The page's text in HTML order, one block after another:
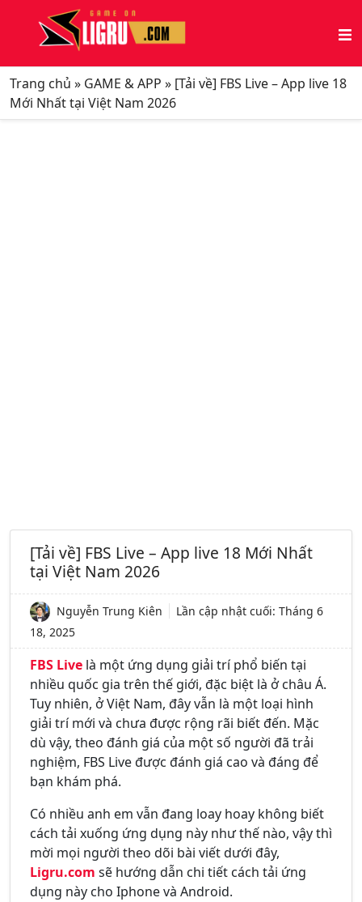
Trang chủ » GAME & APP » [Tải về] FBS Live – App live 18
Mới Nhất tại Việt Nam 2026
[Tải về] FBS Live – App live 18 Mới Nhất
tại Việt Nam 2026
Nguyễn Trung Kiên Lần cập nhật cuối: Tháng 6
18, 2025
FBS Live là một ứng dụng giải trí phổ biến tại
nhiều quốc gia trên thế giới, đặc biệt là ở châu Á.
Tuy nhiên, ở Việt Nam, đây vẫn là một loại hình
giải trí mới và chưa được rộng rãi biết đến. Mặc
dù vậy, theo đánh giá của một số người đã trải
nghiệm, FBS Live được đánh giá cao và đáng để
bạn khám phá.
Có nhiều anh em vẫn đang loay hoay không biết
cách tải xuống ứng dụng này như thế nào, vậy thì
mời mọi người theo dõi bài viết dưới đây,
Ligru.com sẽ hướng dẫn chi tiết cách tải ứng
dụng này cho Iphone và Android.